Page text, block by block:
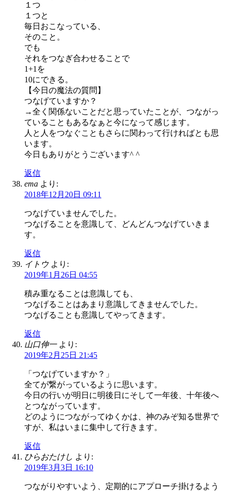
１つ
１つと
毎日おこなっている、
そのこと。
でも
それをつなぎ合わせることで
1+1を
10にできる。
【今日の魔法の質問】
つなげていますか？
→全く関係ないことだと思っていたことが、つながっ
ていることもあるなぁと今になって感じます。
人と人をつなぐこともさらに関わって行ければとも思
います。
今日もありがとうございます^ ^
返信
ema より:
2018年12月20日 09:11
つなげていませんでした。
つなげることを意識して、どんどんつなげていきま
す。
返信
イトウ より:
2019年1月26日 04:55
積み重なることは意識しても、
つなげることはあまり意識してきませんでした。
つなげることも意識してやってきます。
返信
山口伸一 より:
2019年2月25日 21:45
「つなげていますか？」
全てが繋がっているように思います。
今日の行いが明日に明後日にそして一年後、十年後へ
とつながっています。
どのようにつながってゆくかは、神のみぞ知る世界で
すが、私はいまに集中して行きます。
返信
ひらおたけし より:
2019年3月3日 16:10
つながりやすいよう、定期的にアプローチ掛けるよう